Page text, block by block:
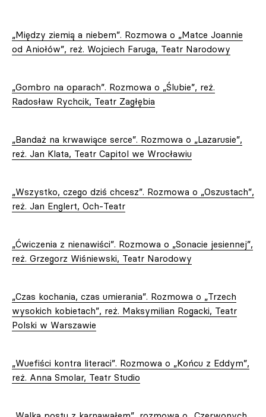
„Między ziemią a niebem”. Rozmowa o „Matce Joannie
od Aniołów”, reż. Wojciech Faruga, Teatr Narodowy
„Gombro na oparach”. Rozmowa o „Ślubie”, reż.
Radosław Rychcik, Teatr Zagłębia
„Bandaż na krwawiące serce”. Rozmowa o „Lazarusie”,
reż. Jan Klata, Teatr Capitol we Wrocławiu
„Wszystko, czego dziś chcesz”. Rozmowa o „Oszustach”,
reż. Jan Englert, Och-Teatr
„Ćwiczenia z nienawiści”. Rozmowa o „Sonacie jesiennej”,
reż. Grzegorz Wiśniewski, Teatr Narodowy
„Czas kochania, czas umierania”. Rozmowa o „Trzech
wysokich kobietach”, reż. Maksymilian Rogacki, Teatr
Polski w Warszawie
„Wuefiści kontra literaci”. Rozmowa o „Końcu z Eddym”,
reż. Anna Smolar, Teatr Studio